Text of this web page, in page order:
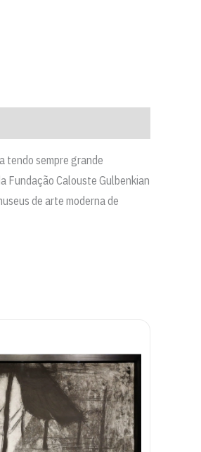
tendo sempre grande
Fundação Calouste Gulbenkian
de arte moderna de